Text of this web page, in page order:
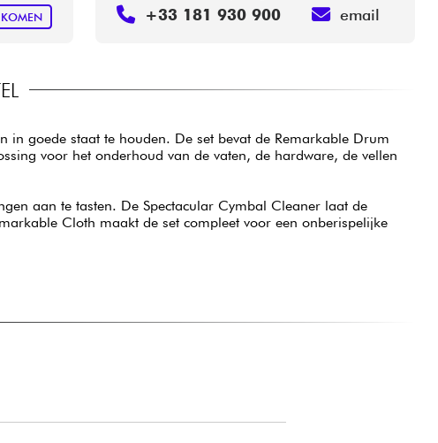
KOMEN +33 181 930 900 email
in goede staat te houden. De set bevat de Remarkable Drum
voor het onderhoud van de vaten, de hardware, de vellen
aan te tasten. De Spectacular Cymbal Cleaner laat de
Cloth maakt de set compleet voor een onberispelijke